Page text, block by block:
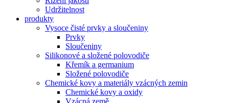
Udržitelnost
produkty
Vysoce čisté prvky a sloučeniny
Prvky
Sloučeniny
Silikonové a složené polovodiče
Křemík a germanium
Složené polovodiče
Chemické kovy a materiály vzácných zemin
Chemické kovy a oxidy
Vzácná země